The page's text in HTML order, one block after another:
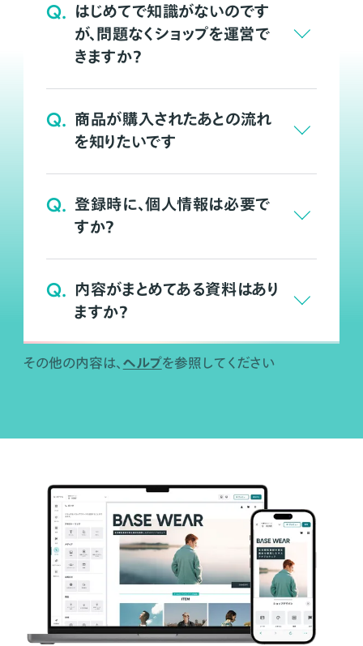
Q. はじめてで知識がないのです
が、問題なくショップを運営で
きますか？
Q. 商品が購入されたあとの流れ
を知りたいです
Q. 登録時に、個人情報は必要で
すか？
Q. 内容がまとめてある資料はあり
ますか？
その他の内容は、 ヘルプを参照してください